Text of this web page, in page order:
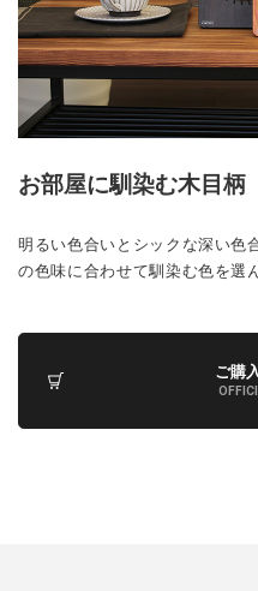
お部屋に馴染む木目柄
明るい色合いとシックな深い色
の色味に合わせて馴染む色を選
ご購